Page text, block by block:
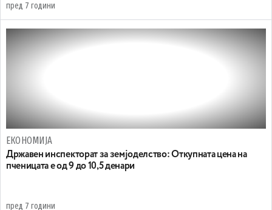
пред 7 години
ЕКОНОМИЈА
Државен инспекторат за земјоделство: Откупната цена на
пченицата е од 9 до 10,5 денари
пред 7 години